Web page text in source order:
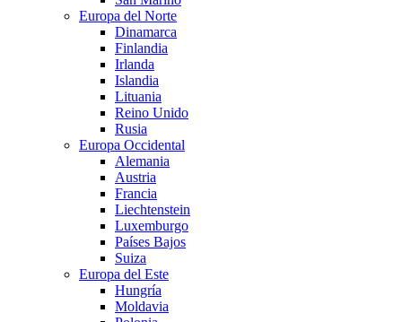
Europa del Norte
Dinamarca
Finlandia
Irlanda
Islandia
Lituania
Reino Unido
Rusia
Europa Occidental
Alemania
Austria
Francia
Liechtenstein
Luxemburgo
Países Bajos
Suiza
Europa del Este
Hungría
Moldavia